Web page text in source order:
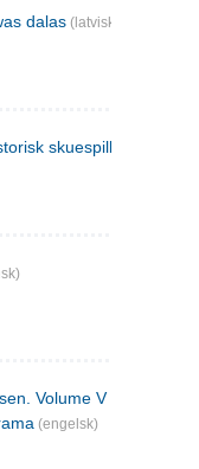
dalas (latvisk)
skuespill (1873)
Volume V : Emperor
(engelsk)